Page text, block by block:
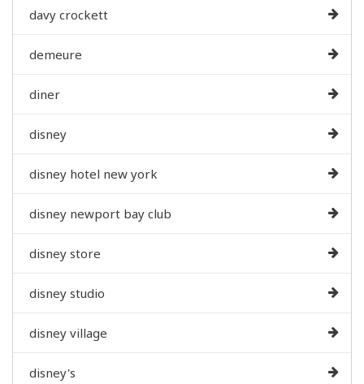
davy crockett
demeure
diner
disney
disney hotel new york
disney newport bay club
disney store
disney studio
disney village
disney's